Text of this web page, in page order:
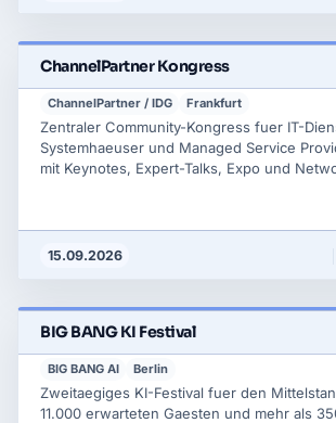
ChannelPartner Kongress
ChannelPartner / IDG Frankfurt
Zentraler Community-Kongress fuer IT-
Systemhaeuser und Managed Service
mit Keynotes, Expert-Talks, Expo und
in ihre IT-Roadmaps; getragen von den
Medienmarken (CIO, CSO, ChannelPartner).
15.09.2026
BIG BANG KI Festival
BIG BANG AI Berlin
Zweitaegiges KI-Festival fuer den
11.000 erwarteten Gaesten und mehr als